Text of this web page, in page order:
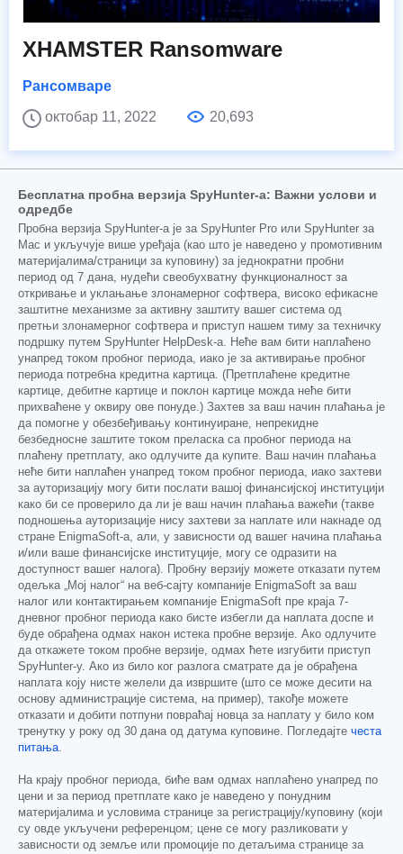
XHAMSTER Ransomware
Рансомваре
октобар 11, 2022
20,693
Бесплатна пробна верзија SpyHunter-а: Важни услови и
одредбе
Пробна верзија SpyHunter-а је за SpyHunter Pro или SpyHunter за
Mac и укључује више уређаја (као што је наведено у промотивним
материјалима/страници за куповину) за једнократни пробни
период од 7 дана, нудећи свеобухватну функционалност за
откривање и уклањање злонамерног софтвера, високо ефикасне
заштитне механизме за активну заштиту вашег система од
претњи злонамерног софтвера и приступ нашем тиму за техничку
подршку путем SpyHunter HelpDesk-а. Неће вам бити наплаћено
унапред током пробног периода, иако је за активирање пробног
периода потребна кредитна картица. (Претплаћене кредитне
картице, дебитне картице и поклон картице можда неће бити
прихваћене у оквиру ове понуде.) Захтев за ваш начин плаћања је
да помогне у обезбеђивању континуиране, непрекидне
безбедносне заштите током преласка са пробног периода на
плаћену претплату, ако одлучите да купите. Ваш начин плаћања
неће бити наплаћен унапред током пробног периода, иако захтеви
за ауторизацију могу бити послати вашој финансијској институцији
како би се проверило да ли је ваш начин плаћања важећи (такве
подношења ауторизације нису захтеви за наплате или накнаде од
стране EnigmaSoft-а, али, у зависности од вашег начина плаћања
и/или ваше финансијске институције, могу се одразити на
доступност вашег налога). Пробну верзију можете отказати путем
одељка „Мој налог“ на веб-сајту компаније EnigmaSoft за ваш
налог или контактирањем компаније EnigmaSoft пре краја 7-
дневног пробног периода како бисте избегли да наплата доспе и
буде обрађена одмах након истека пробне верзије. Ако одлучите
да откажете током пробне верзије, одмах ћете изгубити приступ
SpyHunter-у. Ако из било ког разлога сматрате да је обрађена
наплата коју нисте желели да извршите (што се може десити на
основу администрације система, на пример), такође можете
отказати и добити потпуни повраћај новца за наплату у било ком
тренутку у року од 30 дана од датума куповине. Погледајте честа
питања.
На крају пробног периода, биће вам одмах наплаћено унапред по
цени и за период претплате како је наведено у понудним
материјалима и условима странице за регистрацију/куповину (који
су овде укључени референцом; цене се могу разликовати у
зависности од земље или промоције по детаљима странице за